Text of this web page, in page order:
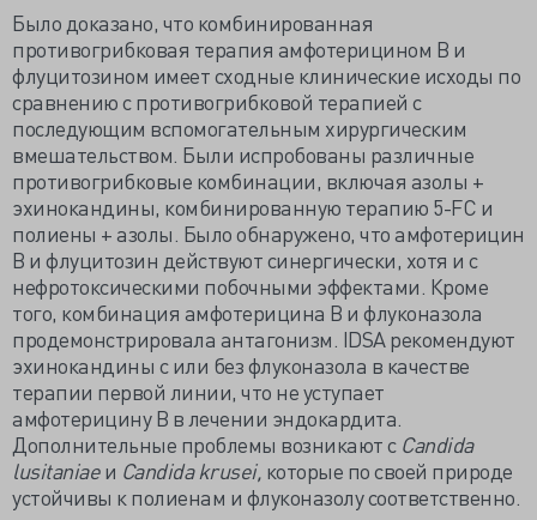
Было доказано, что комбинированная
противогрибковая терапия амфотерицином В и
флуцитозином имеет сходные клинические исходы по
сравнению с противогрибковой терапией с
последующим вспомогательным хирургическим
вмешательством. Были испробованы различные
противогрибковые комбинации, включая азолы +
эхинокандины, комбинированную терапию 5-FC и
полиены + азолы. Было обнаружено, что амфотерицин
В и флуцитозин действуют синергически, хотя и с
нефротоксическими побочными эффектами. Кроме
того, комбинация амфотерицина В и флуконазола
продемонстрировала антагонизм. IDSA рекомендуют
эхинокандины с или без флуконазола в качестве
терапии первой линии, что не уступает
амфотерицину В в лечении эндокардита.
Дополнительные проблемы возникают с Candida
lusitaniaeи Candida krusei, которые по своей природе
устойчивы к полиенам и флуконазолу соответственно.